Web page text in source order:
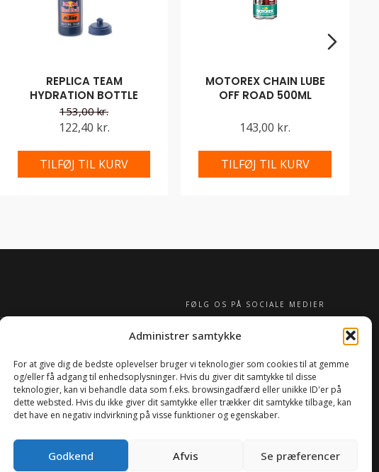
Administrer samtykke
For at give dig de bedste oplevelser bruger vi teknologier som cookies til at gemme
og/eller få adgang til enhedsoplysninger. Hvis du giver dit samtykke til disse
teknologier, kan vi behandle data som f.eks. browsingadfærd eller unikke ID'er på
dette websted. Hvis du ikke giver dit samtykke eller trækker dit samtykke tilbage, kan
det have en negativ indvirkning på visse funktioner og egenskaber.
Godkend Afvis Se præferencer
REPLICA TEAM
HYDRATION BOTTLE
153,00 kr.
122,40 kr.
TILFØJ TIL KURV
MOTOREX CHAIN LUBE
OFF ROAD 500ML
143,00 kr.
TILFØJ TIL KURV
FØLG OS PÅ SOCIALE MEDIER